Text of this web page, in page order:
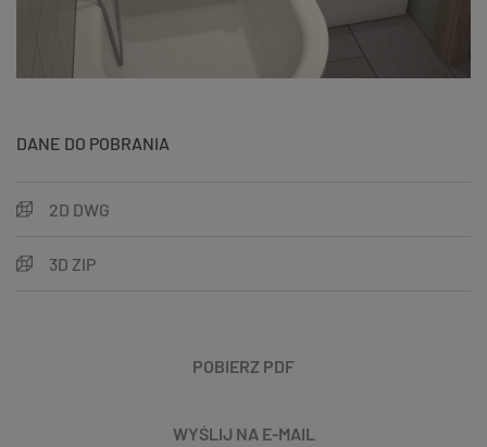
DANE DO POBRANIA
2D DWG
3D ZIP
POBIERZ PDF
WYŚLIJ NA E-MAIL